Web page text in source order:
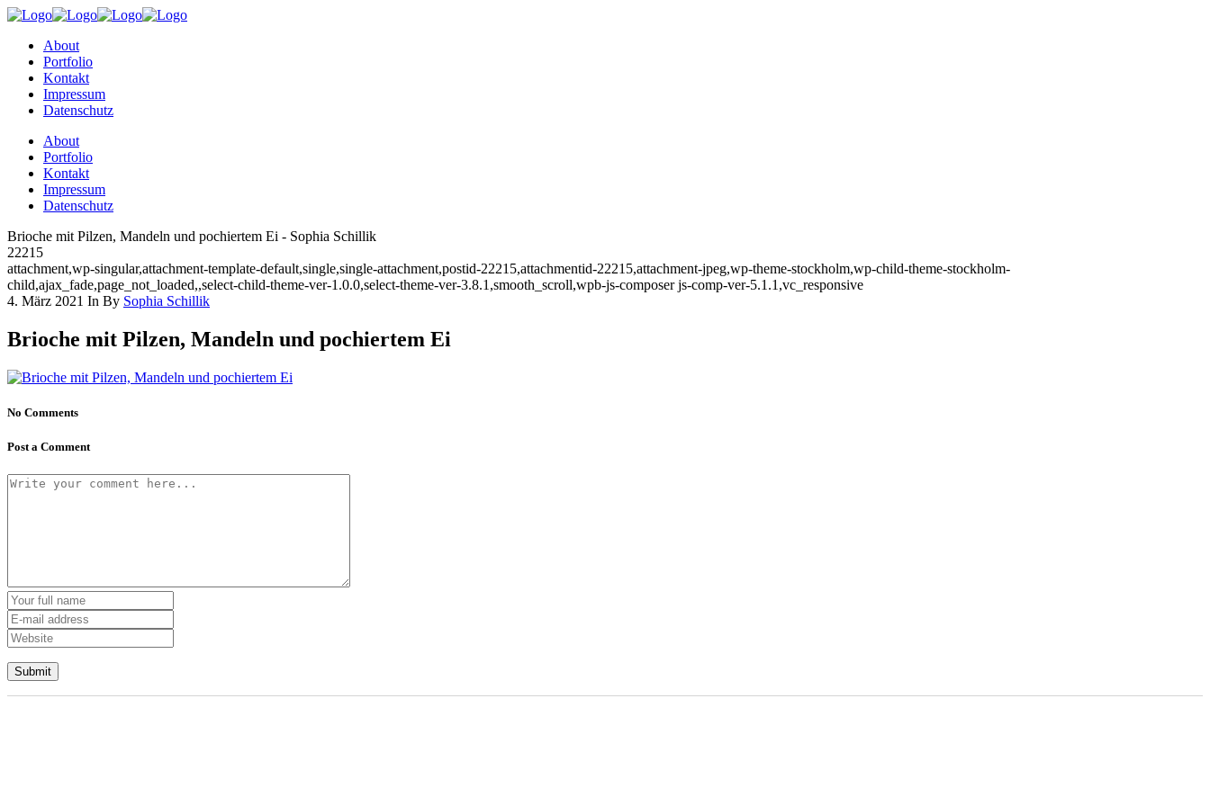
About
Portfolio
Kontakt
Impressum
Datenschutz
About
Portfolio
Kontakt
Impressum
Datenschutz
Brioche mit Pilzen, Mandeln und pochiertem Ei - Sophia Schillik
22215
attachment,wp-singular,attachment-template-default,single,single-attachment,postid-22215,attachmentid-22215,attachment-jpeg,wp-theme-stockholm,wp-child-theme-stockholm-
child,ajax_fade,page_not_loaded,,select-child-theme-ver-1.0.0,select-theme-ver-3.8.1,smooth_scroll,wpb-js-composer js-comp-ver-5.1.1,vc_responsive
4. März 2021 In By Sophia Schillik
Brioche mit Pilzen, Mandeln und pochiertem Ei
No Comments
Post a Comment